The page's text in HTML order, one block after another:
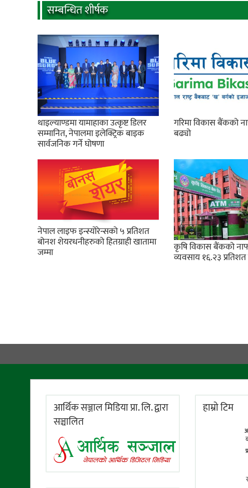
सम्बन्धित शीर्षक
थाइल्याण्डमा यामाहाका उत्कृष्ट डिलर
सम्मानित, नेपालमा इलेक्ट्रिक बाइक
सार्वजनिक गर्ने घोषणा
गरिमा विकास बैंकको
बढ्यो
नेपाल लाइफ इन्स्योरेन्सको ५ प्रतिशत
बोनश शेयरधनीहरुको हितग्राही खातामा
जम्मा कृषि विकास बैंकको
व्यवसाय १६.२३
आर्थिक सञ्जाल मिडिया प्रा. लि. द्वारा
सञ्चालित
हाम्राे टिम